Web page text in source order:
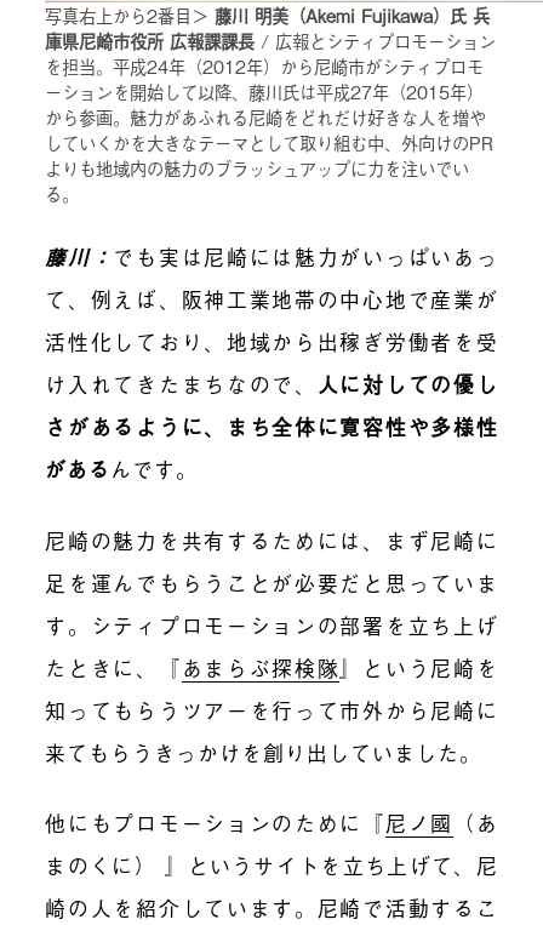
写真右上から2番目＞ 藤川 明美（Akemi Fujikawa）氏 兵
庫県尼崎市役所 広報課課長 / 広報とシティプロモーション
を担当。平成24年（2012年）から尼崎市がシティプロモ
ーションを開始して以降、藤川氏は平成27年（2015年）
から参画。魅力があふれる尼崎をどれだけ好きな人を増や
していくかを大きなテーマとして取り組む中、外向けのPR
よりも地域内の魅力のブラッシュアップに力を注いでい
る。
藤川： でも実は尼崎には魅力がいっぱいあっ
て、例えば、阪神工業地帯の中心地で産業が
活性化しており、地域から出稼ぎ労働者を受
け入れてきたまちなので、 人に対しての優し
さがあるように、まち全体に寛容性や多様性
がある んです。
尼崎の魅力を共有するためには、まず尼崎に
足を運んでもらうことが必要だと思っていま
す。シティプロモーションの部署を立ち上げ
たときに、『あまらぶ探検隊 』という尼崎を
知ってもらうツアーを行って市外から尼崎に
来てもらうきっかけを創り出していました。
他にもプロモーションのために『尼ノ國 （あ
まのくに） 』というサイトを立ち上げて、尼
崎の人を紹介しています。尼崎で活動するこ